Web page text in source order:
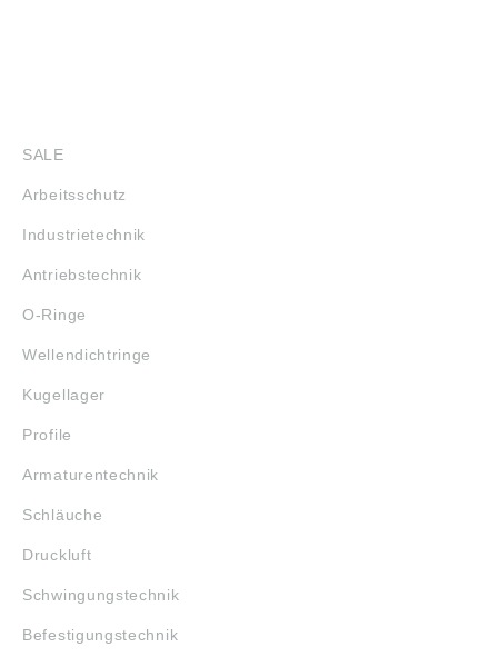
SALE
Arbeitsschutz
Industrietechnik
Antriebstechnik
O-Ringe
Wellendichtringe
Kugellager
Profile
Armaturentechnik
Schläuche
Druckluft
Schwingungstechnik
Befestigungstechnik